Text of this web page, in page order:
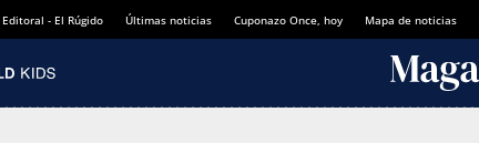
Editoral - El Rúgido Últimas noticias Cuponazo Once, hoy Mapa de noticias